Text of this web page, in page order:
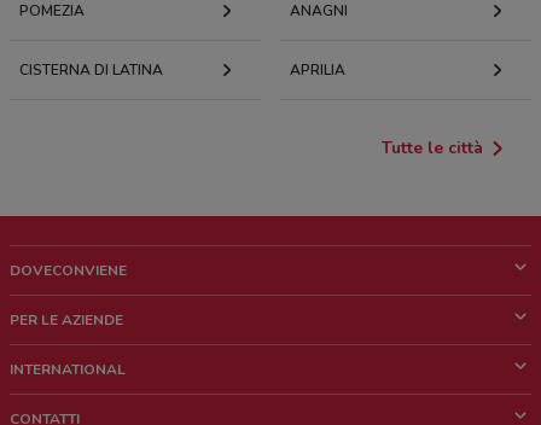
POMEZIA ANAGNI
CISTERNA DI LATINA APRILIA
Tutte le città
DOVECONVIENE
Chi siamo
PER LE AZIENDE
Richieste commerciali e marketing
INTERNATIONAL
CONTATTI